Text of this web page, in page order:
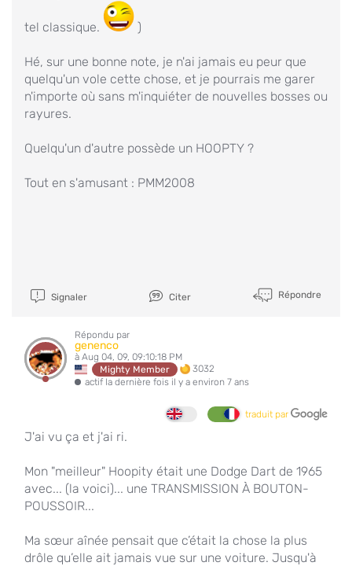
tel classique. )
Hé, sur une bonne note, je n'ai jamais eu peur que
quelqu'un vole cette chose, et je pourrais me garer
n'importe où sans m'inquiéter de nouvelles bosses ou
rayures.
Quelqu'un d'autre possède un HOOPTY ?
Tout en s'amusant : PMM2008
Signaler Citer Répondre
Répondu par
genenco
à Aug 04, 09, 09:10:18 PM
Mighty Member
3032
actif la dernière fois il y a environ 7 ans
traduit par
J'ai vu ça et j'ai ri.
Mon "meilleur" Hoopity était une Dodge Dart de 1965
avec... (la voici)... une TRANSMISSION À BOUTON-
POUSSOIR...
Ma sœur aînée pensait que c’était la chose la plus
drôle qu’elle ait jamais vue sur une voiture. Jusqu'à